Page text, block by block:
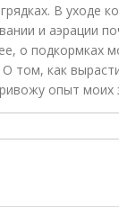
В уходе
и аэрации
о подкормках
том, как
опыт моих